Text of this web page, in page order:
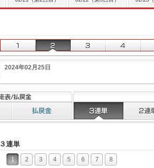
2024年02月25日
３連単
1 2 3 4 5 6 7 8